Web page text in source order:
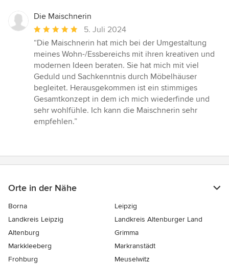
Die Maischnerin
Durchschnittliche
Bewertung:
5
von
5
Sternen
5. Juli 2024
“Die Maischnerin hat mich bei der Umgestaltung
meines Wohn-/Essbereichs mit ihren kreativen und
modernen Ideen beraten. Sie hat mich mit viel
Geduld und Sachkenntnis durch Möbelhäuser
begleitet. Herausgekommen ist ein stimmiges
Gesamtkonzept in dem ich mich wiederfinde und
sehr wohlfühle. Ich kann die Maischnerin sehr
empfehlen.”
Orte in der Nähe
Borna
Leipzig
Landkreis Leipzig
Landkreis Altenburger Land
Altenburg
Grimma
Markkleeberg
Markranstädt
Frohburg
Meuselwitz